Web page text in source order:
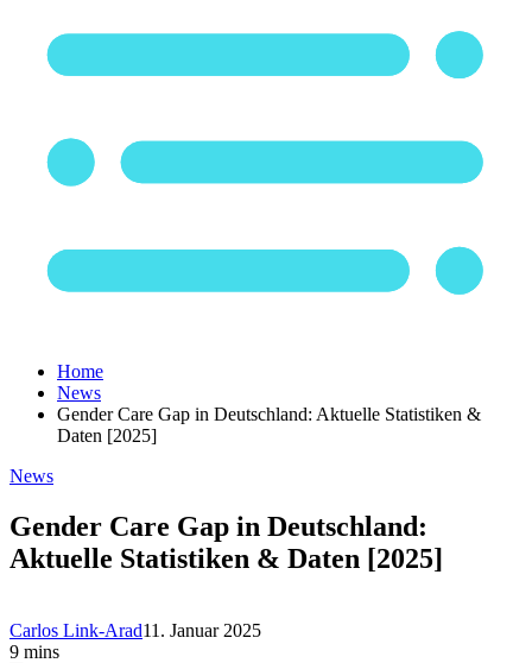
Home
News
Gender Care Gap in Deutschland: Aktuelle Statistiken &
Daten [2025]
News
Gender Care Gap in Deutschland:
Aktuelle Statistiken & Daten [2025]
Carlos Link-Arad11. Januar 2025
9 mins